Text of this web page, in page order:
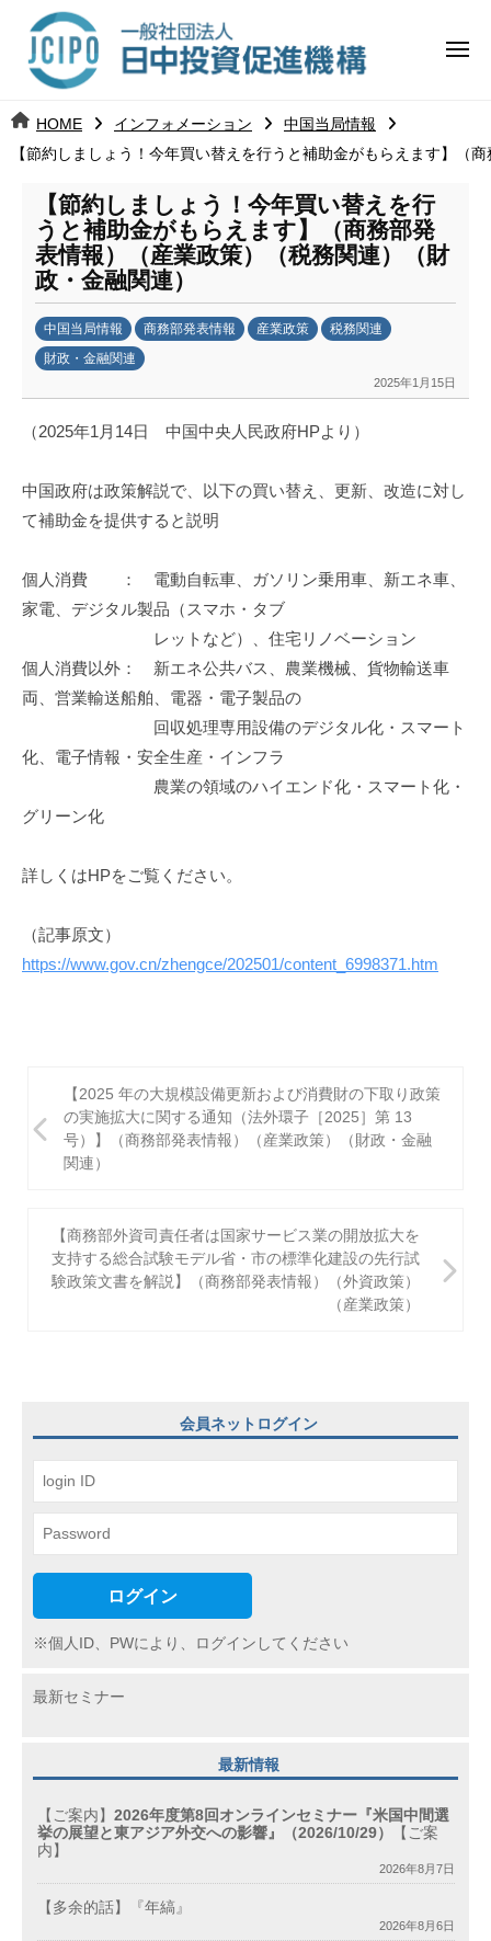
ツ 日
中
投
資
促
進
機
構
j
c
メ
HOME インフォメーション
中国当局情報
【節約しましょう！今年買い替えを行うと補助金がもらえます】（
【節約しましょう！今年買い替えを行
うと補助金がもらえます】（商務部発
表情報）（産業政策）（税務関連）（財
政・金融関連）
中国当局情報 商務部発表情報 産業政策
税務関連
財政・金融関連
2025年1月15日
日
投
資
進
構
j
c
p
)
（2025年1月14日 中国中央人民政府HPより）
中国政府は政策解説で、以下の買い替え、更新、改造に対し
て補助金を提供すると説明
個人消費 ： 電動自転車、ガソリン乗用車、新エネ車、
家電、デジタル製品（スマホ・タブ
レットなど）、住宅リノベーション
個人消費以外： 新エネ公共バス、農業機械、貨物輸送車
両、営業輸送船舶、電器・電子製品の
回収処理専用設備のデジタル化・スマート
化、電子情報・安全生産・インフラ
農業の領域のハイエンド化・スマート化・
グリーン化
詳しくはHPをご覧ください。
（記事原文）
https://www.gov.cn/zhengce/202501/content_6998371.htm
稿
【2025 年の大規模設備更新および消費財の下取り政策
の実施拡大に関する通知（法外環子［2025］第 13
号）】（商務部発表情報）（産業政策）（財政・金融
関連）
【商務部外資司責任者は国家サービス業の開放拡大を
支持する総合試験モデル省・市の標準化建設の先行試
験政策文書を解説】（商務部発表情報）（外資政策）
（産業政策）
会員ネットログイン
ログイン
※個人ID、PWにより、ログインしてください
最新セミナー
最新情報
【ご案内】 2026年度第8回オンラインセミナー『米国中間選
挙の展望と東アジア外交への影響』（2026/10/29）
【ご案
内】
2026年8月7日
【多余的話】『年縞』
2026年8月6日
日
中
資
進
機
構